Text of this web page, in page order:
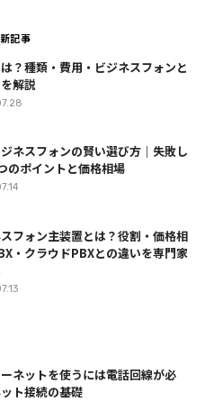
記事
？種類・費用・ビジネスフォンと
解説
ネスフォンの賢い選び方｜失敗し
のポイントと価格相場
フォン主装置とは？役割・価格相
・クラウドPBXとの違いを専門家
ネットを使うには電話回線が必
ト接続の基礎